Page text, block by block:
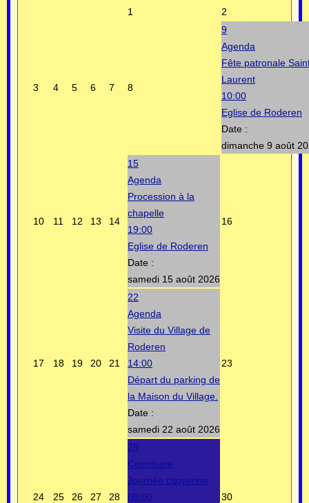
1
2
3 4 5 6 7 8
9
Agenda
Fête patronale
Laurent
10:00
Eglise de Roderen
Date :
dimanche 9 août
10 11 12 13 14
15
Agenda
Procession à la
chapelle
19:00
Eglise de Roderen
Date :
samedi 15 août 2026
16
17 18 19 20 21
22
Agenda
Visite du Village de
Roderen
14:00
Départ du parking de
la Maison du Village.
Date :
samedi 22 août 2026
23
24 25 26 27 28
29
Commune
Journée citoyenne
08:00
30